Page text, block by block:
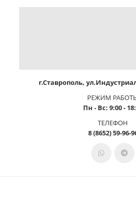
г.Ставрополь,
РЕЖИМ
Пн - Вс: 9:00 -
ТЕЛЕФОН
8 (8652) 59-96-